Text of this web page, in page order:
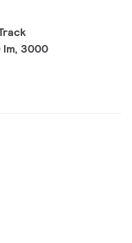
lm, 3000